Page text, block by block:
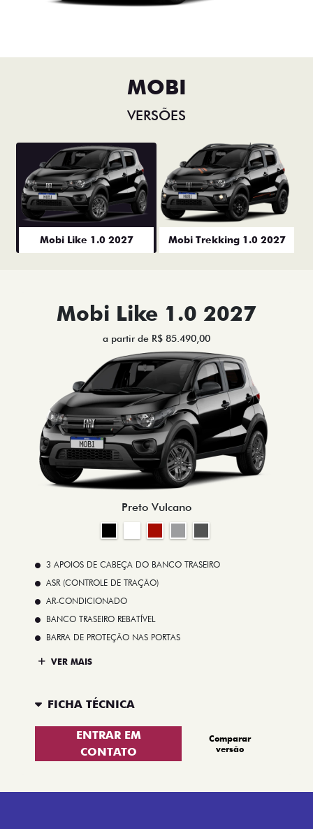
MOBI
VERSÕES
Mobi Like 1.0 2027 Mobi Trekking 1.0 2027
Mobi Like 1.0 2027
a partir de R$ 85.490,00
Preto Vulcano
3 APOIOS DE CABEÇA DO BANCO TRASEIRO
ASR (CONTROLE DE TRAÇÃO)
AR-CONDICIONADO
BANCO TRASEIRO REBATÍVEL
BARRA DE PROTEÇÃO NAS PORTAS
VER MAIS
FICHA TÉCNICA
ENTRAR EM
CONTATO
Comparar
versão